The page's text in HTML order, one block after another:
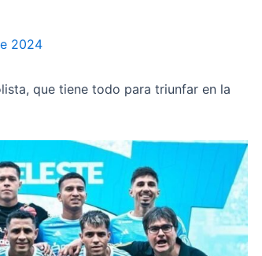
2024
que tiene todo para triunfar en la